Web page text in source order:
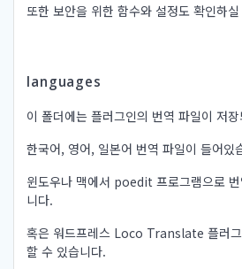
또한 보안을 위한 함수와 설정도 확인하
languages
이 폴더에는 플러그인의 번역 파일이 저
한국어, 영어, 일본어 번역 파일이 들어있
윈도우나 맥에서 poedit 프로그램으로
니다.
혹은 워드프레스 Loco Translate 플러그
할 수 있습니다.